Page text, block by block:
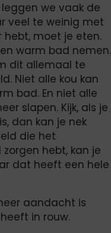
we vaak de
veel te weinig met
hebt, moet je eten.
warm bad nemen.
dit allemaal te
Niet alle kou kan
bad. En niet alle
slapen. Kijk, als je
dan kan je nek
die het
hebt, kan je
dat heeft een hele
aandacht is
in rouw.